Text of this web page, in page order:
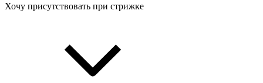
Хочу присутствовать при стрижке